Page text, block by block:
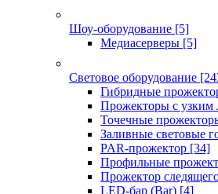
Шоу-оборудование [5]
Медиасерверы [5]
Световое оборудование
Гибридные
Прожекторы с узким
Точечные
Заливные световые
PAR-прожектор [34]
Профильные
Прожектор
LED-бар (Bar) [4]